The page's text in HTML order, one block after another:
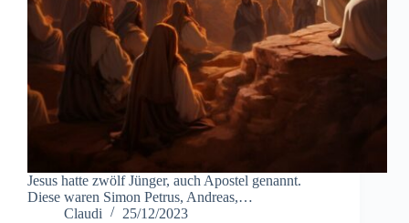
Jesus hatte zwölf Jünger, auch Apostel genannt.
Diese waren Simon Petrus, Andreas,…
Claudi
25/12/2023